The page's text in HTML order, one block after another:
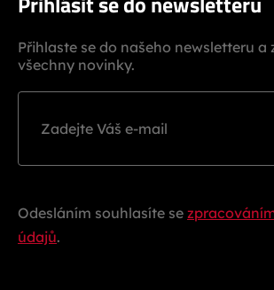
Přihlaste se do našeho newsletteru a
všechny novinky.
Odesláním souhlasíte se
údajů.